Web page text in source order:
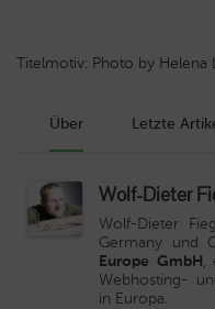
Titelmotiv: Photo by Helena
Über Letzte
Wolf-Dieter
Wolf-Dieter
Germany und
Europe GmbH,
Webhosting-
in Europa.